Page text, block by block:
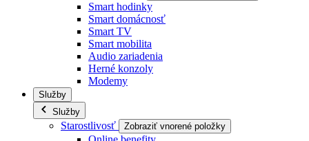
Smart hodinky
Smart domácnosť
Smart TV
Smart mobilita
Audio zariadenia
Herné konzoly
Modemy
Služby
Služby
Starostlivosť Zobraziť vnorené položky